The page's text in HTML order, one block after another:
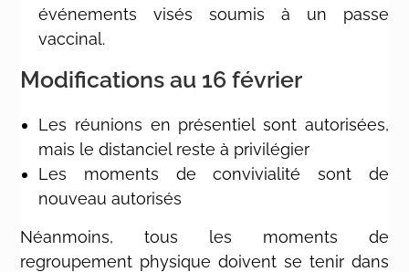
événements visés soumis à un passe
vaccinal.
Modifications au 16 février
Les réunions en présentiel sont autorisées,
mais le distanciel reste à privilégier
Les moments de convivialité sont de
nouveau autorisés
Néanmoins, tous les moments de
regroupement physique doivent se tenir dans